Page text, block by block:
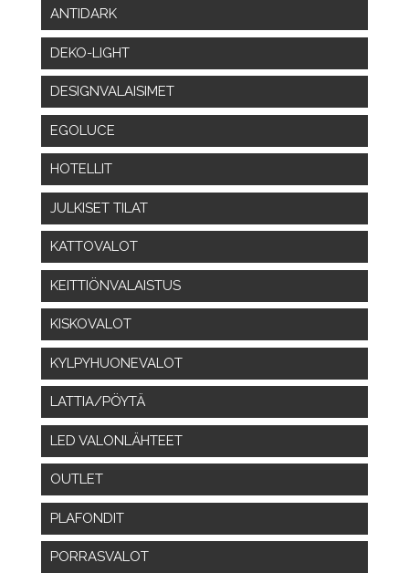
ANTIDARK
DEKO-LIGHT
DESIGNVALAISIMET
EGOLUCE
HOTELLIT
JULKISET TILAT
KATTOVALOT
KEITTIÖNVALAISTUS
KISKOVALOT
KYLPYHUONEVALOT
LATTIA/PÖYTÄ
LED VALONLÄHTEET
OUTLET
PLAFONDIT
PORRASVALOT